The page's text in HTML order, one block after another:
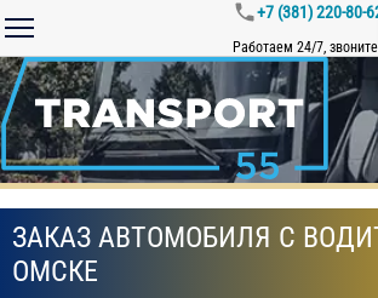
+7 (381) 220-80-
Работаем 24/7,
ЗАКАЗ АВТОМОБИЛЯ С
ОМСКЕ